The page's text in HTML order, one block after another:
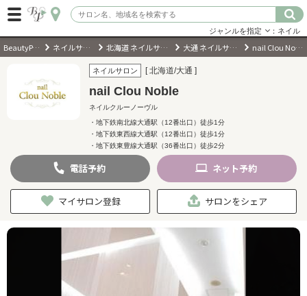
ログイン
会員登録（無料）
ジャンルを選択
キーワードで検索
ジャンルを指定 ：ネイル
BeautyPark ネイルサロン 北海道 ネイルサロン 大通 ネイルサロン nail Clou Noble
ネイルサロン [ 北海道/大通 ]
nail Clou Noble
ネイルクルーノーヴル
・地下鉄南北線大通駅（12番出口）徒歩1分
・地下鉄東西線大通駅（12番出口）徒歩1分
・地下鉄東豊線大通駅（36番出口）徒歩2分
電話予約 ネット予約
マイサロン登録 サロンをシェア